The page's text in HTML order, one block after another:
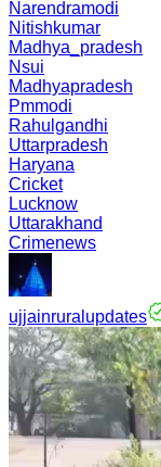
Narendramodi
Nitishkumar
Madhya_pradesh
Nsui
Madhyapradesh
Pmmodi
Rahulgandhi
Uttarpradesh
Haryana
Cricket
Lucknow
Uttarakhand
Crimenews
ujjainruralupdates